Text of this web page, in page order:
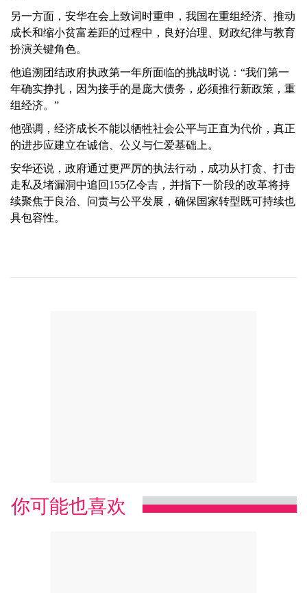
另一方面，安华在会上致词时重申，我国在重组经济、推动
成长和缩小贫富差距的过程中，良好治理、财政纪律与教育
扮演关键角色。
他追溯团结政府执政第一年所面临的挑战时说：“我们第一
年确实挣扎，因为接手的是庞大债务，必须推行新政策，重
组经济。”
他强调，经济成长不能以牺牲社会公平与正直为代价，真正
的进步应建立在诚信、公义与仁爱基础上。
安华还说，政府通过更严厉的执法行动，成功从打贪、打击
走私及堵漏洞中追回155亿令吉，并指下一阶段的改革将持
续聚焦于良治、问责与公平发展，确保国家转型既可持续也
具包容性。
你可能也喜欢